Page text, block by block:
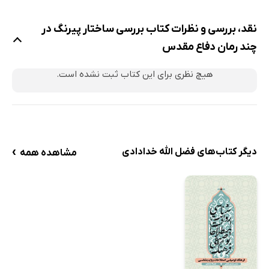
ساختار پیرنگ در رمان شباویز
خلاصه داستان
شباویز یک رمان تاریخی
شخصیت‌پردازی رمان شباویز
فاصلۀ راوی و روایت در محور زمان
بررسی ساختار پیرنگ در رمان «زندگی خوب بود»
نتیجه‌گیری
نقد، بررسی و نظرات کتاب بررسی ساختار پیرنگ در
چند رمان دفاع مقدس
هیچ نظری برای این کتاب ثبت نشده است.
دیگر کتاب‌های فضل الله خدادادی مشاهده همه ›